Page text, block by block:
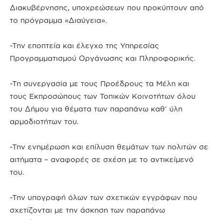
Διακυβέρνησης, υποχρεώσεων που προκύπτουν από
το πρόγραμμα «Διαύγεια».
-Την εποπτεία και έλεγχο της Υπηρεσίας
Προγραμματισμού Οργάνωσης και Πληροφορικής.
-Τη συνεργασία με τους Προέδρους τα Μέλη και
τους Εκπροσώπους των Τοπικών Κοινοτήτων όλου
του Δήμου για θέματα των παραπάνω καθ’ ύλη
αρμοδιοτήτων του.
-Την ενημέρωση και επίλυση θεμάτων των πολιτών σε
αιτήματα – αναφορές σε σχέση με το αντικείμενό
του.
-Την υπογραφή όλων των σχετικών εγγράφων που
σχετίζονται με την άσκηση των παραπάνω